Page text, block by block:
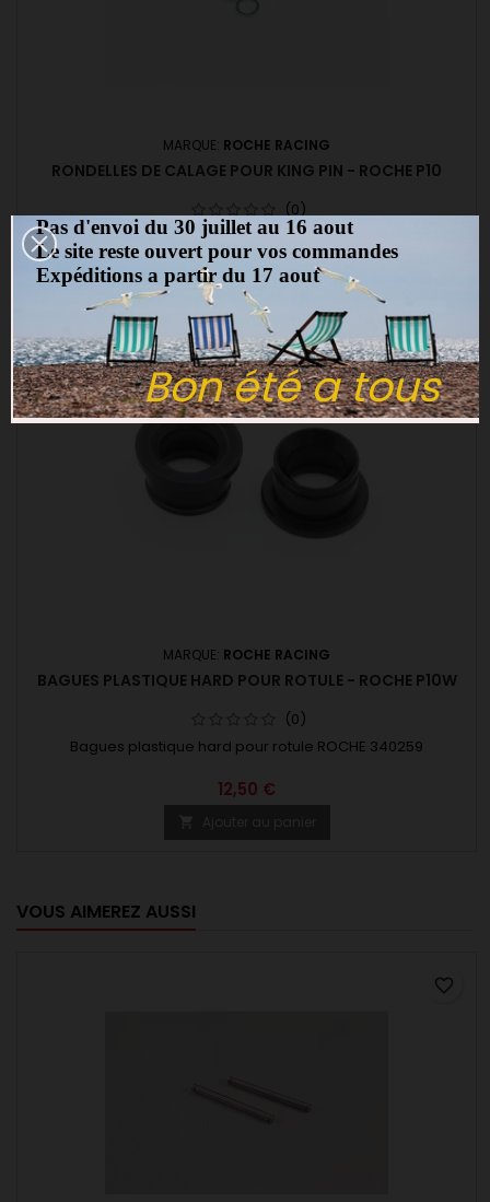
MARQUE: ROCHE RACING
RONDELLES DE CALAGE POUR KING PIN - ROCHE P10
(0)
Rondelles de calage pour KING PIN ROCHE 530020
3,00 €
 Ajouter au panier
Rupture de stock
MARQUE: ROCHE RACING
BAGUES PLASTIQUE HARD POUR ROTULE - ROCHE P10W
(0)
Bagues plastique hard pour rotule ROCHE 340259
12,50 €
favorite_border
VOUS AIMEREZ AUSSI
favorite_border
Bon été a tous
Pas d'envoi du 30 juillet au 16 aout
Le site reste ouvert pour vos commandes
Expéditions a partir du 17 aout